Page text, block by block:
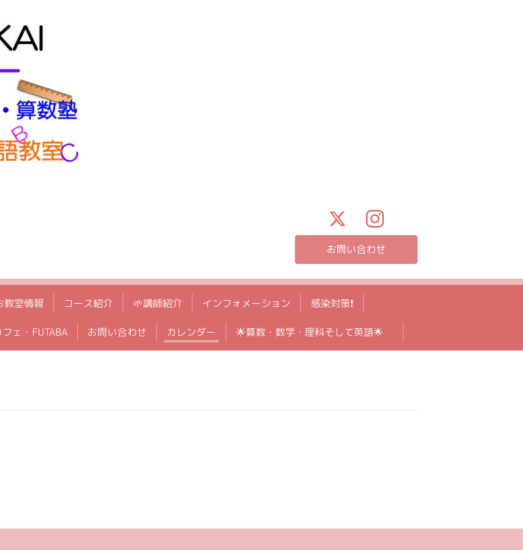
お問い合わせ
教室情報 コース紹介 🌱講師紹介 インフォメーション 感染対策❗️
フェ・FUTABA お問い合わせ カレンダー 🌟算数・数学・理科そして英語🌟